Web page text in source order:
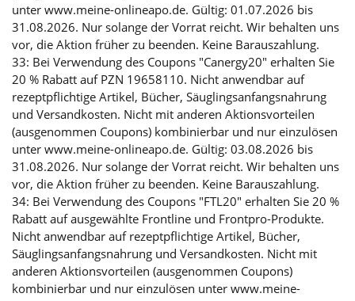
unter www.meine-onlineapo.de. Gültig: 01.07.2026 bis
31.08.2026. Nur solange der Vorrat reicht. Wir behalten uns
vor, die Aktion früher zu beenden. Keine Barauszahlung.
33: Bei Verwendung des Coupons "Canergy20" erhalten Sie
20 % Rabatt auf PZN 19658110. Nicht anwendbar auf
rezeptpflichtige Artikel, Bücher, Säuglingsanfangsnahrung
und Versandkosten. Nicht mit anderen Aktionsvorteilen
(ausgenommen Coupons) kombinierbar und nur einzulösen
unter www.meine-onlineapo.de. Gültig: 03.08.2026 bis
31.08.2026. Nur solange der Vorrat reicht. Wir behalten uns
vor, die Aktion früher zu beenden. Keine Barauszahlung.
34: Bei Verwendung des Coupons "FTL20" erhalten Sie 20 %
Rabatt auf ausgewählte Frontline und Frontpro-Produkte.
Nicht anwendbar auf rezeptpflichtige Artikel, Bücher,
Säuglingsanfangsnahrung und Versandkosten. Nicht mit
anderen Aktionsvorteilen (ausgenommen Coupons)
kombinierbar und nur einzulösen unter www.meine-